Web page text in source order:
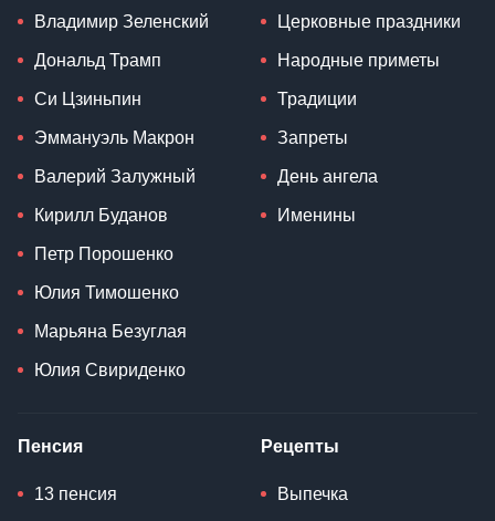
Владимир Зеленский
Дональд Трамп
Си Цзиньпин
Эммануэль Макрон
Валерий Залужный
Кирилл Буданов
Петр Порошенко
Юлия Тимошенко
Марьяна Безуглая
Юлия Свириденко
Церковные праздники
Народные приметы
Традиции
Запреты
День ангела
Именины
Пенсия
13 пенсия
Рецепты
Выпечка